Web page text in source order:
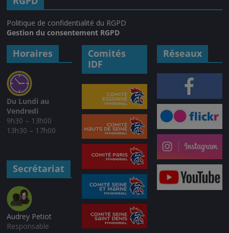
Politique de confidentialité du RGPD
Gestion du consentement RGPD
Horaires
Du Lundi au
Vendredi
9h30 – 13h00
13h30 – 17h00
Secrétariat
Audrey Petiot
Responsable
Comités
IDF
Réseaux